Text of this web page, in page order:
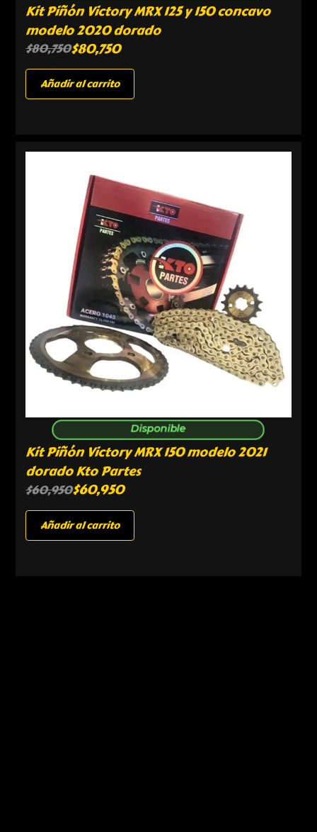
Kit Piñón Victory MRX 125 y 150 concavo
modelo 2020 dorado
$80,750$80,750
Añadir al carrito
Disponible
Kit Piñón Victory MRX 150 modelo 2021
dorado Kto Partes
$60,950$60,950
Añadir al carrito